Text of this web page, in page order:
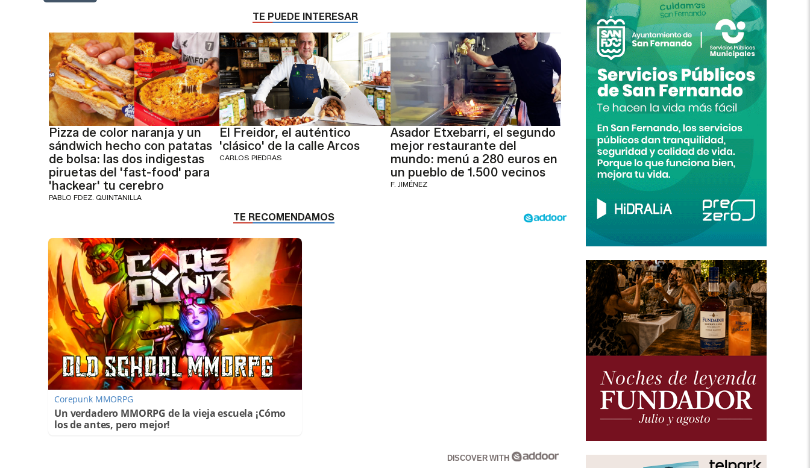
TE PUEDE INTERESAR
Pizza de color naranja y un
sándwich hecho con patatas
de bolsa: las dos indigestas
piruetas del 'fast-food' para
'hackear' tu cerebro
PABLO FDEZ. QUINTANILLA
El Freidor, el auténtico
'clásico' de la calle Arcos
CARLOS PIEDRAS
Asador Etxebarri, el segundo
mejor restaurante del
mundo: menú a 280 euros en
un pueblo de 1.500 vecinos
F. JIMÉNEZ
Corepunk MMORPG
Un verdadero MMORPG de la vieja escuela ¡Cómo
los de antes, pero mejor!
DISCOVER WITH